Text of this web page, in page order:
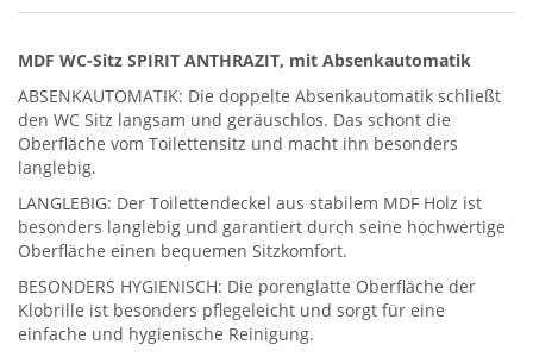
MDF WC-Sitz SPIRIT ANTHRAZIT, mit Absenkautomatik
ABSENKAUTOMATIK: Die doppelte Absenkautomatik schließt
den WC Sitz langsam und geräuschlos. Das schont die
Oberfläche vom Toilettensitz und macht ihn besonders
langlebig.
LANGLEBIG: Der Toilettendeckel aus stabilem MDF Holz ist
besonders langlebig und garantiert durch seine hochwertige
Oberfläche einen bequemen Sitzkomfort.
BESONDERS HYGIENISCH: Die porenglatte Oberfläche der
Klobrille ist besonders pflegeleicht und sorgt für eine
einfache und hygienische Reinigung.